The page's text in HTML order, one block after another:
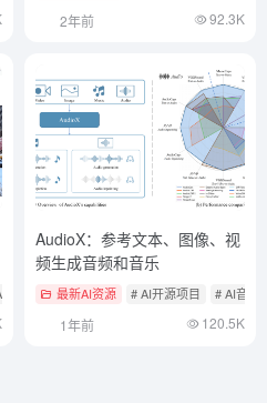
2年前 92.3K
开源项目
AudioX：参考文本、图像、视
频生成音频和音乐
最新AI资源 # AI开源项目 # AI音乐
1年前 120.5K